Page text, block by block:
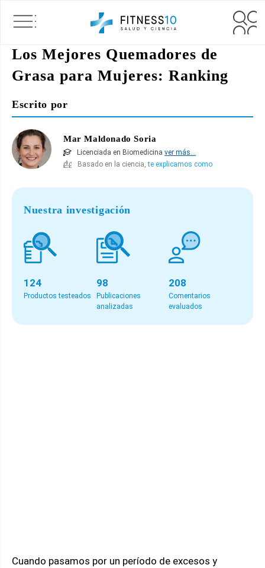
Nuestra investigación
124
Productos testeados
98
Publicaciones
analizadas
208
Comentarios
evaluados
Cuando pasamos por un período de excesos y
Los Mejores Quemadores de
Grasa para Mujeres: Ranking
Escrito por
Mar Maldonado Soria
Licenciada en Biomedicina ver más...
Basado en la ciencia,te explicamos como